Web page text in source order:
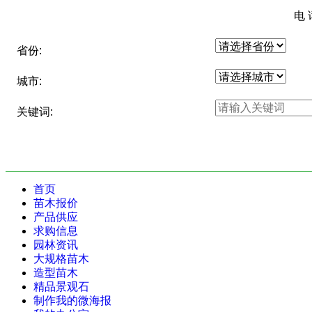
电
省份:
城市:
关键词:
首页
苗木报价
产品供应
求购信息
园林资讯
大规格苗木
造型苗木
精品景观石
制作我的微海报